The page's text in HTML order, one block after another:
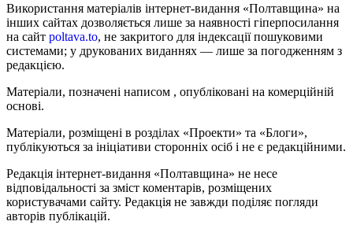
Використання матеріалів інтернет-видання «Полтавщина» на
інших сайтах дозволяється лише за наявності гіперпосилання
на сайт poltava.to, не закритого для індексації пошуковими
системами; у друкованих виданнях — лише за погодженням з
редакцією.
Матеріали, позначені написом , опубліковані на комерційній
основі.
Матеріали, розміщені в розділах «Проекти» та «Блоги»,
публікуються за ініціативи сторонніх осіб і не є редакційними.
Редакція інтернет-видання «Полтавщина» не несе
відповідальності за зміст коментарів, розміщених
користувачами сайту. Редакція не завжди поділяє погляди
авторів публікацій.